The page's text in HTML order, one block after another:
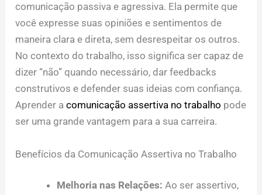
comunicação passiva e agressiva. Ela permite que
você expresse suas opiniões e sentimentos de
maneira clara e direta, sem desrespeitar os outros.
No contexto do trabalho, isso significa ser capaz de
dizer “não” quando necessário, dar feedbacks
construtivos e defender suas ideias com confiança.
Aprender acomunicação assertiva no trabalho pode
ser uma grande vantagem para a sua carreira.
Benefícios da Comunicação Assertiva no Trabalho
Melhoria nas Relações: Ao ser assertivo,